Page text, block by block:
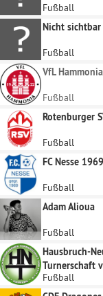
Fußball
Nicht sichtbar
Fußball
VfL
Fußball
Rotenburger
Fußball
FC Nesse
Fußball
Adam Alioua
Fußball
Hausbruch-
Turnerschaft
Fußball